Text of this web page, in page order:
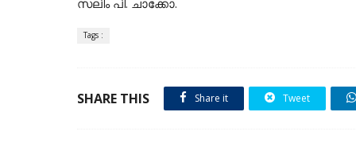
Tags :
SHARE THIS Share it Tweet